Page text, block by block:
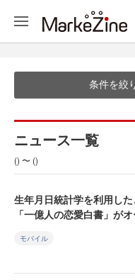
条件を絞
ニュース一覧
() 〜 ()
生年月日統計学を利用し
「一億人の恋愛白書」が
モバイル